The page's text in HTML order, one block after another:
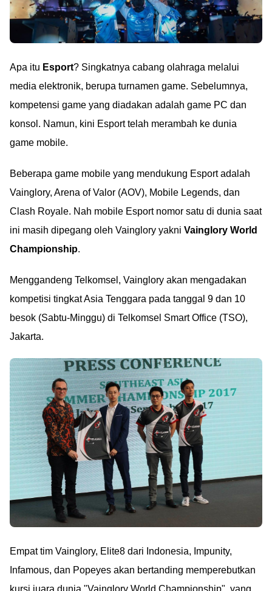
Apa itu Esport? Singkatnya cabang olahraga melalui
media elektronik, berupa turnamen game. Sebelumnya,
kompetensi game yang diadakan adalah game PC dan
konsol. Namun, kini Esport telah merambah ke dunia
game mobile.
Beberapa game mobile yang mendukung Esport adalah
Vainglory, Arena of Valor (AOV), Mobile Legends, dan
Clash Royale. Nah mobile Esport nomor satu di dunia saat
ini masih dipegang oleh Vainglory yakni Vainglory World
Championship.
Menggandeng Telkomsel, Vainglory akan mengadakan
kompetisi tingkat Asia Tenggara pada tanggal 9 dan 10
besok (Sabtu-Minggu) di Telkomsel Smart Office (TSO),
Jakarta.
Empat tim Vainglory, Elite8 dari Indonesia, Impunity,
Infamous, dan Popeyes akan bertanding memperebutkan
kursi juara dunia "Vainglory World Championship", yang